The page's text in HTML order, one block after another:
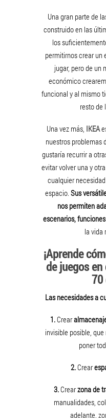
Una gran parte de
construido en las
los
permitirnos crear un
jugar, pero de un
económico
funcional y al mismo
resto de
Una vez más, IKEA
nuestros problemas
gustaría recurrir a
evitar volver una y
cualquier
espacio. Sus
nos permiten
escenarios,
la vida
¡Aprende
de juegos
70
Las necesidades a
1.Crear
invisible posible,
poner
2.Crear
3.Crearzona de
manualidades,
adelante,